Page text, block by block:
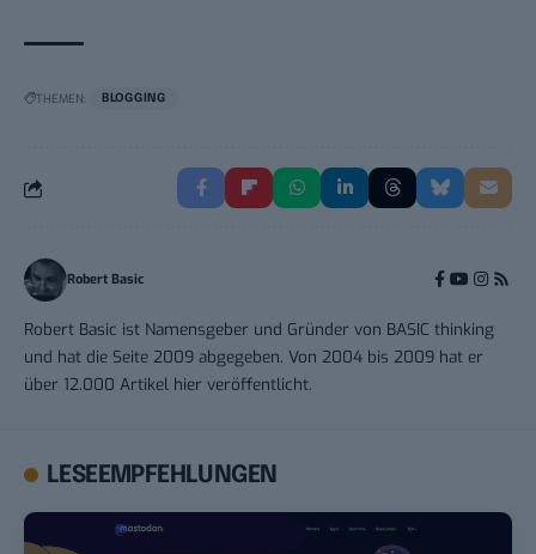
THEMEN: BLOGGING
Robert Basic
Robert Basic ist Namensgeber und Gründer von BASIC thinking
und hat die Seite 2009 abgegeben. Von 2004 bis 2009 hat er
über 12.000 Artikel hier veröffentlicht.
LESEEMPFEHLUNGEN